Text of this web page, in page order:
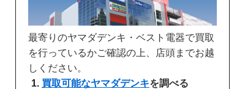
最寄りのヤマダデンキ・ベスト電器で買取
を行っているかご確認の上、店頭までお越
しください。
買取可能なヤマダデンキを調べる